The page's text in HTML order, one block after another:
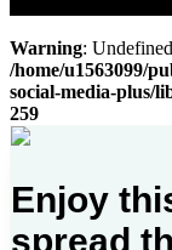
Warning:
/home/u1563099/
social-media-plus/
259
Enjoy
spread